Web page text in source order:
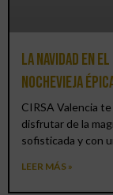
La Navidad en
Nochevieja
CIRSA Valencia
disfrutar de la
sofisticada y con
LEER MÁS »